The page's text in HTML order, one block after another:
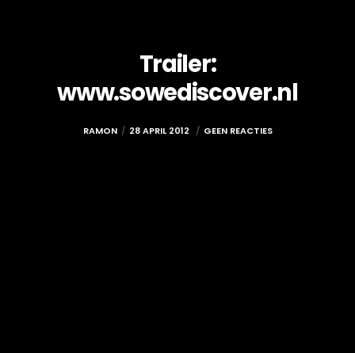
Trailer:
www.sowediscover.nl
RAMON 28 APRIL 2012 GEEN REACTIES